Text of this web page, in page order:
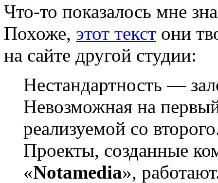
Что-то показалось мне
Похоже, этот текст они
на сайте другой студии:
Нестандартность —
Невозможная на первый
реализуемой со
Проекты, созданные
«Notamedia»,